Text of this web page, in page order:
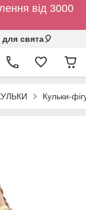
від 3000
свята🎈
Кульки-